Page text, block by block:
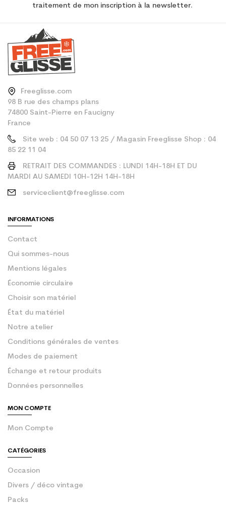
traitement de mon inscription à la newsletter.
Freeglisse.com
98 B rue des champs plans
74800 Saint-Pierre en Faucigny
France
Site web : 04 50 07 13 25 / Magasin Freeglisse Shop : 04
85 22 11 04
RETRAIT DES COMMANDES : LUNDI 14H-18H ET DU
MARDI AU SAMEDI 10H-12H 14H-18H
serviceclient@freeglisse.com
INFORMATIONS
Contact
Qui sommes-nous
Mentions légales
Économie circulaire
Choisir son matériel
État du matériel
Notre atelier
Conditions générales de ventes
Modes de paiement
Échange et retour produits
Données personnelles
MON COMPTE
Mon Compte
CATÉGORIES
Occasion
Divers / déco vintage
Packs